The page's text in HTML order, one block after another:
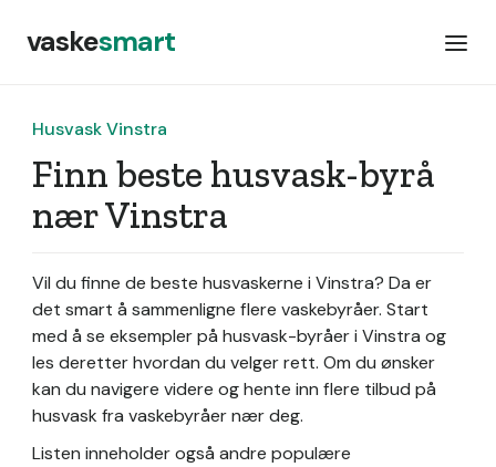
vaskesmart
Husvask Vinstra
Finn beste husvask-byrå
nær Vinstra
Vil du finne de beste husvaskerne i Vinstra? Da er
det smart å sammenligne flere vaskebyråer. Start
med å se eksempler på husvask-byråer i Vinstra og
les deretter hvordan du velger rett. Om du ønsker
kan du navigere videre og hente inn flere tilbud på
husvask fra vaskebyråer nær deg.
Listen inneholder også andre populære